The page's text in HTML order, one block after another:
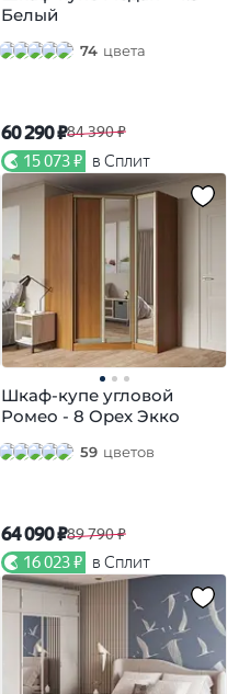
Белый
74 цвета
60 290 ₽84 390 ₽
15 073 ₽ в Сплит
Шкаф-купе угловой
Ромео - 8 Орех Экко
59 цветов
64 090 ₽89 790 ₽
16 023 ₽ в Сплит